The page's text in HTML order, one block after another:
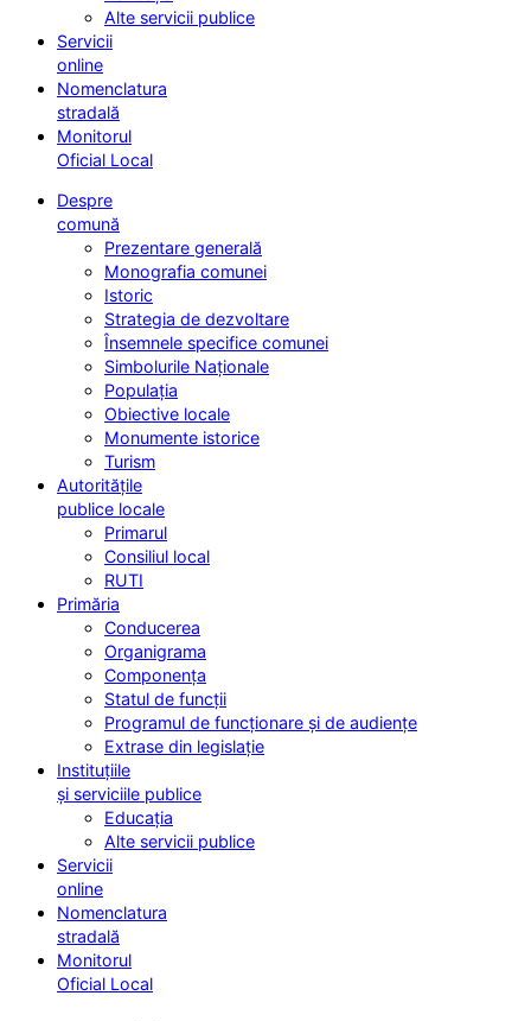
Alte servicii publice
Servicii
online
Nomenclatura
stradală
Monitorul
Oficial Local
Despre
comună
Prezentare generală
Monografia comunei
Istoric
Strategia de dezvoltare
Însemnele specifice comunei
Simbolurile Naționale
Populația
Obiective locale
Monumente istorice
Turism
Autoritățile
publice locale
Primarul
Consiliul local
RUTI
Primăria
Conducerea
Organigrama
Componența
Statul de funcții
Programul de funcționare și de audiențe
Extrase din legislație
Instituțiile
și serviciile publice
Educația
Alte servicii publice
Servicii
online
Nomenclatura
stradală
Monitorul
Oficial Local